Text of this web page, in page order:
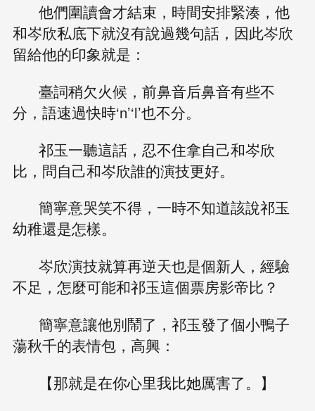
他們圍讀會才結束，時間安排緊湊，他
和岑欣私底下就沒有說過幾句話，因此岑欣
留給他的印象就是：
臺詞稍欠火候，前鼻音后鼻音有些不
分，語速過快時‘n’‘l’也不分。
祁玉一聽這話，忍不住拿自己和岑欣
比，問自己和岑欣誰的演技更好。
簡寧意哭笑不得，一時不知道該說祁玉
幼稚還是怎樣。
岑欣演技就算再逆天也是個新人，經驗
不足，怎麼可能和祁玉這個票房影帝比？
簡寧意讓他別鬧了，祁玉發了個小鴨子
蕩秋千的表情包，高興：
【那就是在你心里我比她厲害了。】